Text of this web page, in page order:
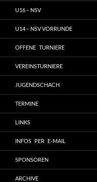
U16 – NSV
U14 – NSV VORRUNDE
OFFENE TURNIERE
VEREINSTURNIERE
JUGENDSCHACH
TERMINE
LINKS
INFOS PER E-MAIL
SPONSOREN
ARCHIVE